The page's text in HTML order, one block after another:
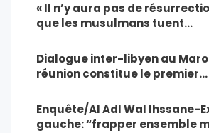
« Il n’y aura pas de
que les musulmans tuent…
Dialogue inter-libyen au
réunion constitue le premier…
Enquête/Al Adl Wal Ihssane-
gauche: “frapper ensemble